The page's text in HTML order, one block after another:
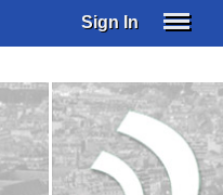
Sign In